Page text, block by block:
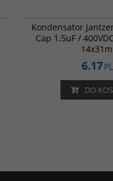
Kondensator
Cap 1,5uF /
6.17
DO